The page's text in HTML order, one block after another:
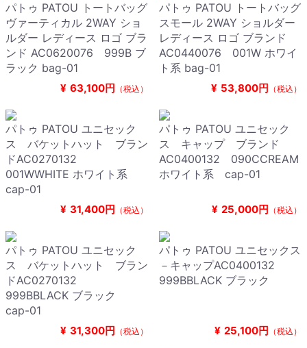
パトゥ PATOU トートバッグ
ヴァーティカル 2WAY ショ
ルダー レディース ロゴ ブラ
ンド AC0620076 999B ブ
ラック bag-01
¥ 63,100円 （税込）
パトゥ PATOU トートバッグ
スモール 2WAY ショルダー
レディース ロゴ ブランド
AC0440076 001W ホワイ
ト系 bag-01
¥ 53,800円 （税込）
パトゥ PATOU ユニセック
ス バケットハット ブラン
ドAC0270132
001WWHITE ホワイト系
cap-01
¥ 31,400円 （税込）
パトゥ PATOU ユニセック
ス キャップ ブランド
AC0400132 090CCREAM
ホワイト系 cap-01
¥ 25,000円 （税込）
パトゥ PATOU ユニセック
ス バケットハット ブラン
ドAC0270132
999BBLACK ブラック
cap-01
¥ 31,300円 （税込）
パトゥ PATOU ユニセックス
－キャップAC0400132
999BBLACK ブラック
¥ 25,100円 （税込）